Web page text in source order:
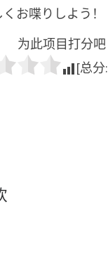
お喋りしよう！
为此项目打分吧
[总分: